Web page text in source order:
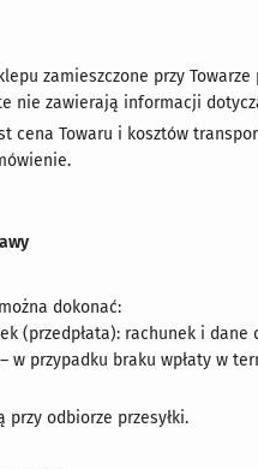
zamieszczone przy
nie zawierają informacji
cena Towaru i kosztów
dokonać:
(przedpłata): rachunek i
w przypadku braku wpłaty w
przy odbiorze przesyłki.